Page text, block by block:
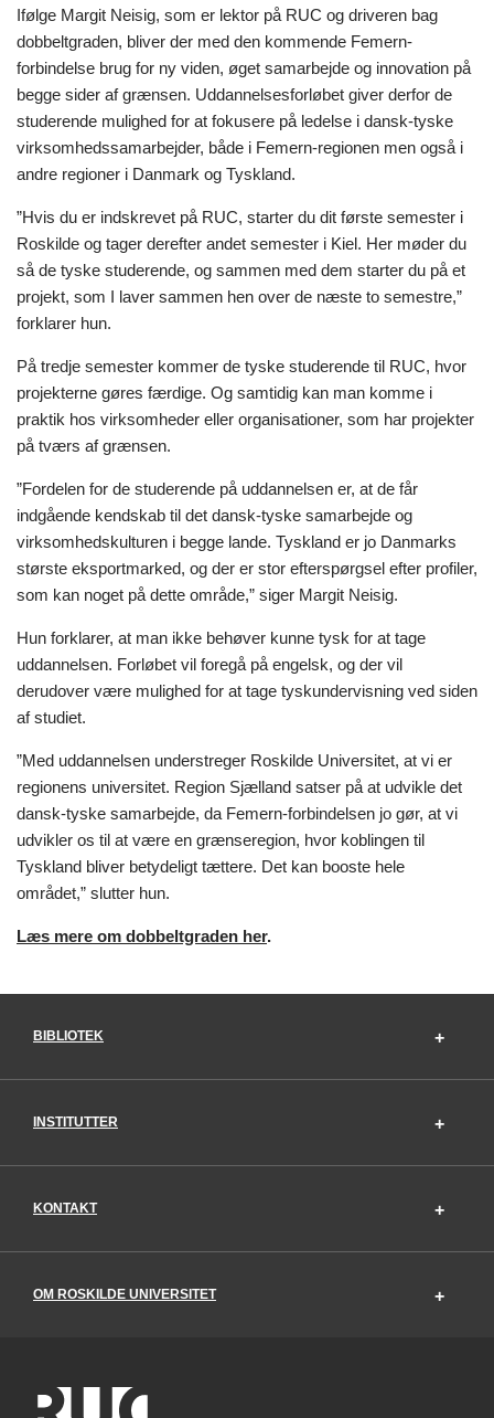
Ifølge Margit Neisig, som er lektor på RUC og driveren bag
dobbeltgraden, bliver der med den kommende Femern-
forbindelse brug for ny viden, øget samarbejde og innovation på
begge sider af grænsen. Uddannelsesforløbet giver derfor de
studerende mulighed for at fokusere på ledelse i dansk-tyske
virksomhedssamarbejder, både i Femern-regionen men også i
andre regioner i Danmark og Tyskland.
”Hvis du er indskrevet på RUC, starter du dit første semester i
Roskilde og tager derefter andet semester i Kiel. Her møder du
så de tyske studerende, og sammen med dem starter du på et
projekt, som I laver sammen hen over de næste to semestre,”
forklarer hun.
På tredje semester kommer de tyske studerende til RUC, hvor
projekterne gøres færdige. Og samtidig kan man komme i
praktik hos virksomheder eller organisationer, som har projekter
på tværs af grænsen.
”Fordelen for de studerende på uddannelsen er, at de får
indgående kendskab til det dansk-tyske samarbejde og
virksomhedskulturen i begge lande. Tyskland er jo Danmarks
største eksportmarked, og der er stor efterspørgsel efter profiler,
som kan noget på dette område,” siger Margit Neisig.
Hun forklarer, at man ikke behøver kunne tysk for at tage
uddannelsen. Forløbet vil foregå på engelsk, og der vil
derudover være mulighed for at tage tyskundervisning ved siden
af studiet.
”Med uddannelsen understreger Roskilde Universitet, at vi er
regionens universitet. Region Sjælland satser på at udvikle det
dansk-tyske samarbejde, da Femern-forbindelsen jo gør, at vi
udvikler os til at være en grænseregion, hvor koblingen til
Tyskland bliver betydeligt tættere. Det kan booste hele
området,” slutter hun.
Læs mere om dobbeltgraden her.
BIBLIOTEK
INSTITUTTER
KONTAKT
OM ROSKILDE UNIVERSITET